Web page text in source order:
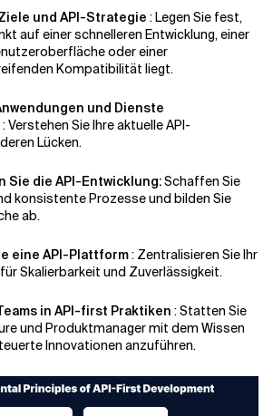
und API-Strategie : Legen Sie fest,
auf einer schnelleren Entwicklung, einer
oder einer
Kompatibilität liegt.
und Dienste
: Verstehen Sie Ihre aktuelle API-
Lücken.
Sie die API-Entwicklung:Schaffen Sie
konsistente Prozesse und bilden Sie
ab.
eine API-Plattform: Zentralisieren Sie Ihr
Skalierbarkeit und Zuverlässigkeit.
in API-first Praktiken : Statten Sie
und Produktmanager mit dem Wissen
Innovationen anzuführen.